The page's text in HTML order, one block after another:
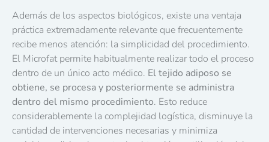
Además de los aspectos biológicos, existe una ventaja
práctica extremadamente relevante que frecuentemente
recibe menos atención: la simplicidad del procedimiento.
El Microfat permite habitualmente realizar todo el proceso
dentro de un único acto médico. El tejido adiposo se
obtiene, se procesa y posteriormente se administra
dentro del mismo procedimiento. Esto reduce
considerablemente la complejidad logística, disminuye la
cantidad de intervenciones necesarias y minimiza